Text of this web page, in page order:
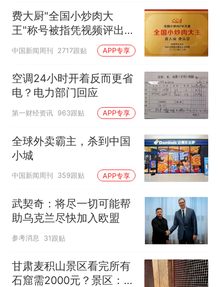
费大厨"全国小炒肉大
王"称号被指凭视频评出
官方回应
中国新闻周刊 2717跟贴 APP专享
空调24小时开着反而更省
电？电力部门回应
第一财经资讯 963跟贴 APP专享
全球外卖霸主，杀到中国
小城
中国新闻周刊 359跟贴 APP专享
武契奇：将尽一切可能帮
助乌克兰尽快加入欧盟
参考消息 31跟贴
甘肃麦积山景区看完所有
石窟需2000元？景区：部